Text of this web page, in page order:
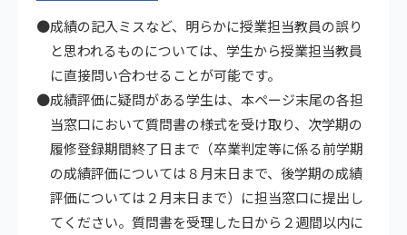
●成績の記入ミスなど、明らかに授業担当教員の誤り
と思われるものについては、学生から授業担当教員
に直接問い合わせることが可能です。
●成績評価に疑問がある学生は、本ページ末尾の各担
当窓口において質問書の様式を受け取り、次学期の
履修登録期間終了日まで（卒業判定等に係る前学期
の成績評価については８月末日まで、後学期の成績
評価については２月末日まで）に担当窓口に提出し
てください。質問書を受理した日から２週間以内に